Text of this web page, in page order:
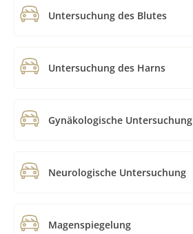
Untersuchung des Blutes
Untersuchung des Harns
Gynäkologische Untersuchung
Neurologische Untersuchung
Magenspiegelung